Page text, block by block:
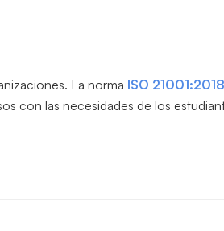
La norma ISO 21001:2018
con las necesidades de los